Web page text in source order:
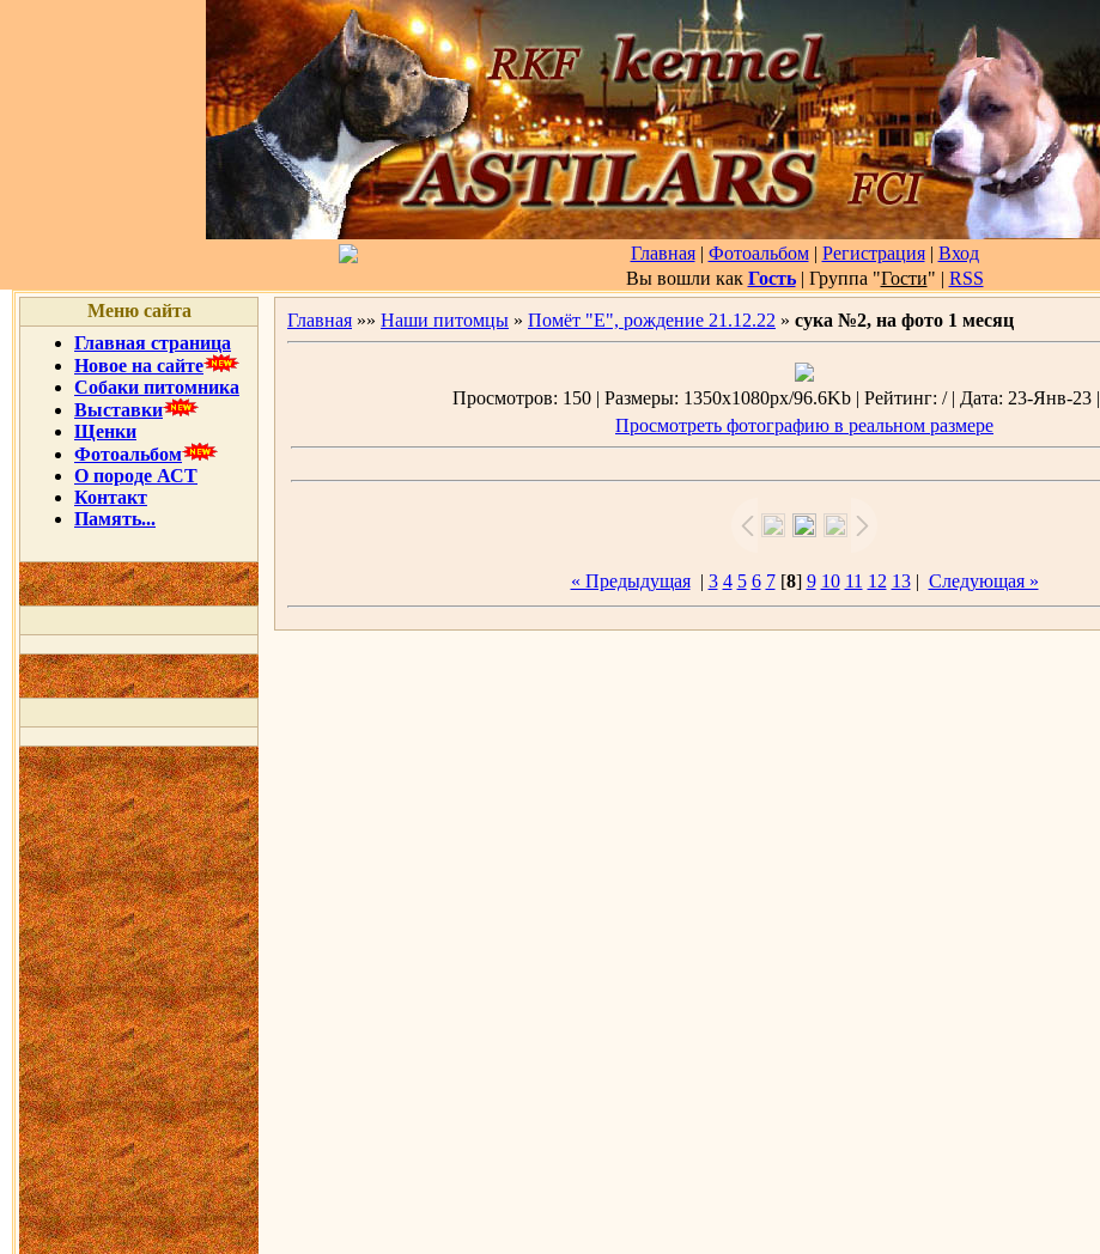
Главная| Фотоальбом| Регистрация| Вход
Вы вошли как Гость| Группа "Гости" | RSS
Меню сайта
Главная страница
Новое на сайте
Собаки питомника
Выставки
Щенки
Фотоальбом
О породе АСТ
Контакт
Память...
Главная »» Наши питомцы » Помёт "Е", рождение 21.12.22 » сука №2, на фото 1 месяц
Просмотров: 150 | Размеры: 1350x1080px/96.6Kb | Рейтинг: / | Дата: 23-Янв-23 |
Просмотреть фотографию в реальном размере
« Предыдущая| 3 4 5 6 7[8] 9 10 11 12 13| Следующая »